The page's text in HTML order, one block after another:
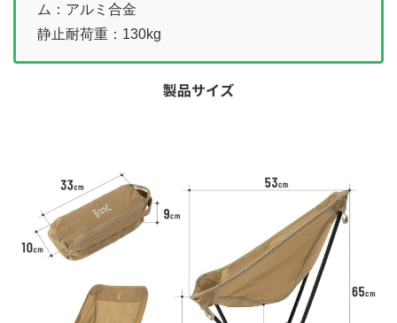
ム：アルミ合金
静止耐荷重：130kg